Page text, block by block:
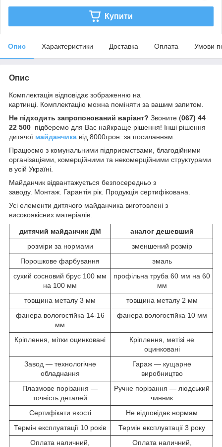
Купити
Опис Характеристики Доставка Оплата Умови
Опис
Комплектація відповідає зображенню на
картинці. Комплектацію можна поміняти за вашим запитом.
Не підходить запропонований варіант? Звоните (067) 44
22 500 підберемо для Вас найкраще рішення! Інші рішення
дитячої майданчика від 8000грон. за посиланням.
Працюємо з комунальними підприємствами, благодійними
організаціями, комерційними та некомерційними структурами
в усій Україні.
Майданчик відвантажується безпосередньо з
заводу. Монтаж. Гарантія рік. Продукція сертифікована.
Усі елементи дитячого майданчика виготовлені з
високоякісних матеріалів.
дитячий майданчик ДМ
аналог дешевший
розміри за нормами
зменшений розмір
Порошкове фарбування
эмаль
сухий сосновий брус 100 мм
на 100 мм
профільна труба 60 мм на 60
мм
товщина металу 3 мм
товщина металу 2 мм
фанера вологостійка 14-16
мм
фанера вологостійка 10 мм
Кріплення, мітки оцинковані
Кріплення, метізі не
оцинковані
Завод — технологічне
обладнання
Гараж — кущарне
виробництво
Плазмове порізання —
точність деталей
Ручне порізання — людський
чинник
Сертифікати якості
Не відповідає нормам
Термін експлуатації 10 років
Термін експлуатації 3 року
Оплата наличний,
Оплата наличний,